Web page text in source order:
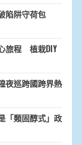
陷阱守荷包
旅程 植栽DIY
夜巡跨國跨界熱
「類固醇式」政